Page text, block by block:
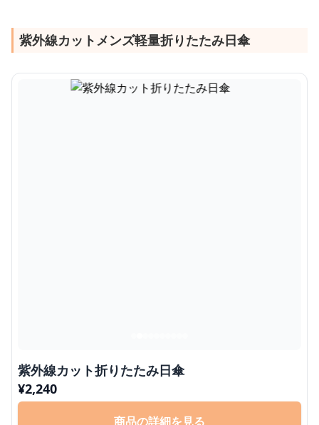
紫外線カットメンズ軽量折りたたみ日傘
紫外線カット折りたたみ日傘
¥2,240
商品の詳細を見る